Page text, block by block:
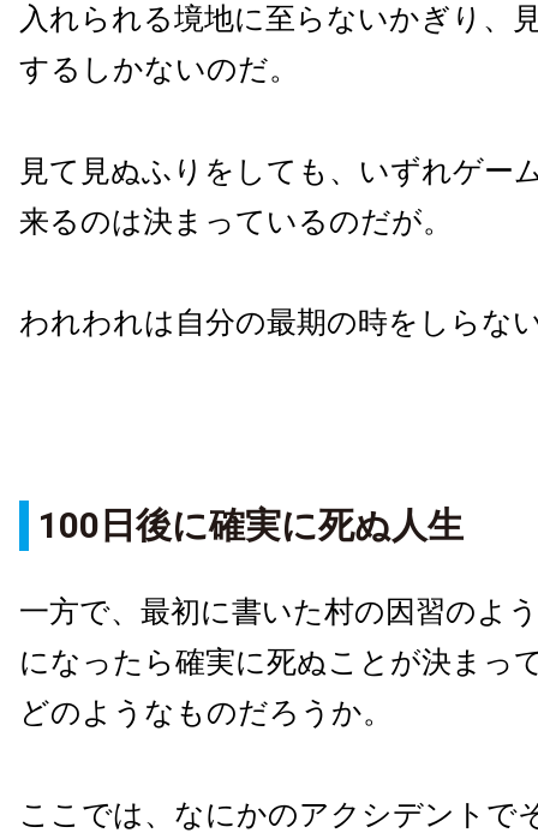
入れられる境地に至らないかぎり、
するしかないのだ。
見て見ぬふりをしても、いずれゲー
来るのは決まっているのだが。
われわれは自分の最期の時をしらな
100日後に確実に死ぬ人生
一方で、最初に書いた村の因習のよ
になったら確実に死ぬことが決まっ
どのようなものだろうか。
ここでは、なにかのアクシデントで